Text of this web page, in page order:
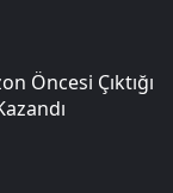
Öncesi Çıktığı